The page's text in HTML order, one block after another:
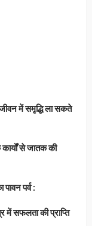
में समृद्धि ला सकते
से जातक की
पर्व :
में सफलता की प्राप्ति